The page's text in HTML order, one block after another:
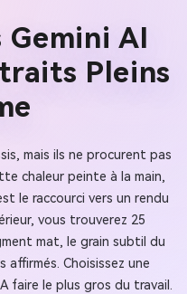
AI
Pleins
mais ils ne procurent pas
chaleur peinte à la main,
le raccourci vers un rendu
vous trouverez 25
mat, le grain subtil du
Choisissez une
faire le plus gros du travail.